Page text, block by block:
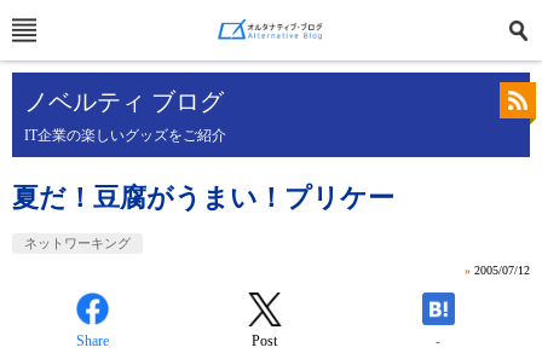
ノベルティ ブログ
IT企業の楽しいグッズをご紹介
夏だ！豆腐がうまい！プリケー
ネットワーキング
» 2005/07/12
Share Post -